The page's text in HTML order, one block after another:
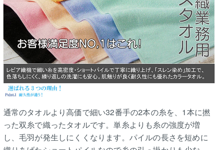
通常のタオルより高価で細い32番手の2本の糸を、1本に撚
った双糸で織ったタオルです。単糸よりも糸の強度が増
し、毛羽が発生しにくくなります。パイルの長さを短めに